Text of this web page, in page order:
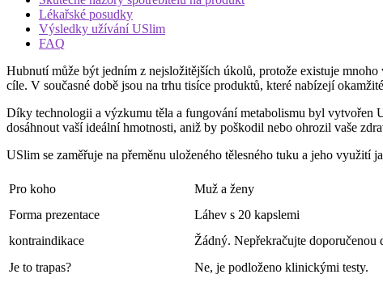
Lékařské posudky
Výsledky užívání USlim
FAQ
Hubnutí může být jedním z nejsložitějších úkolů, protože existuje
cíle. V současné době jsou na trhu tisíce produktů, které nabízejí
Díky technologii a výzkumu těla a fungování metabolismu byl vytvořen
dosáhnout vaší ideální hmotnosti, aniž by poškodil nebo ohrozil vaše
USlim se zaměřuje na přeměnu uloženého tělesného tuku a jeho využití
Pro koho
Muž a ženy
Forma prezentace
Láhev s 20 kapslemi
kontraindikace
Žádný. Nepřekračujte doporučenou
Je to trapas?
Ne, je podloženo klinickými testy.